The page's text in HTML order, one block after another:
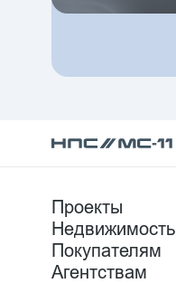
Проекты
Недвижимость
Покупателям
Агентствам